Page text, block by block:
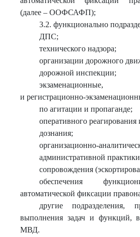
(далее – ООФСАФП);
3.2. функционально
ДПС;
технического надзора;
организации дорожного
дорожной инспекции;
экзаменационные,
и регистрационно-
по агитации и пропаганде;
оперативного реагирования
дознания;
организационно-
административной
сопровождения
обеспечения
автоматической фиксации
другие подразделения,
выполнения задач и функций,
МВД.